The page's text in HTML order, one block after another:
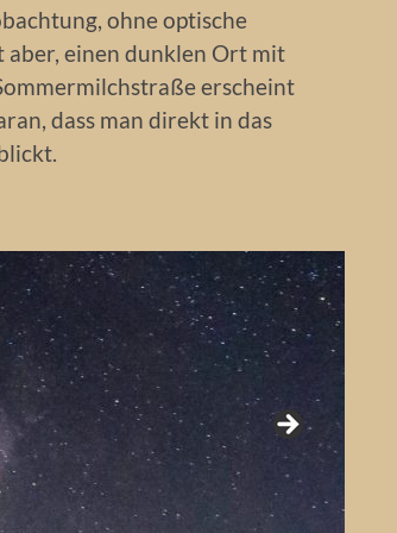
ohne optische
aber, einen dunklen Ort mit
erscheint
dass man direkt in das